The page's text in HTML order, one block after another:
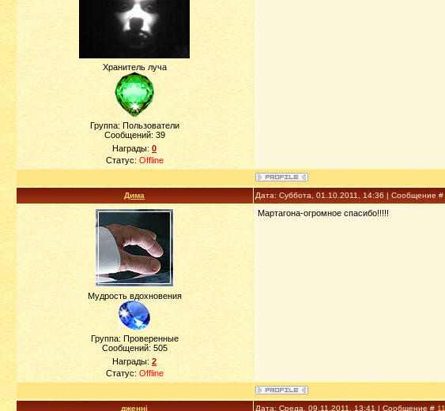
Хранитель луча
Группа: Пользователи
Сообщений:39
Награды: 0
Статус:Offline
Дима Дата: Суббота, 01.10.2011, 14:36 | Сообщение #
Мудрость вдохновения
Группа: Проверенные
Сообщений: 505
Награды: 2
Статус: Offline
Мартагона-огромное спасибо!!!!!
дженні Дата: Среда, 09.11.2011, 13:41 | Сообщение # 11